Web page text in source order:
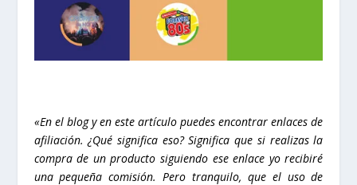
«En el blogy en este artículo puedes encontrar enlaces de
afiliación. ¿Qué significa eso? Significa que si realizas la
compra de un producto siguiendo ese enlace yo recibiré
una pequeña comisión. Pero tranquilo, que el uso de